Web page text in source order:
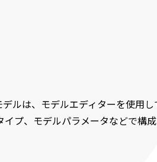
ルは、モデルエディターを使用し
プ、モデルパラメータなどで構成